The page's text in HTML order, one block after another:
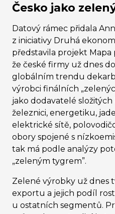
Česko jako
Datový rámec přidala
z iniciativy Druhá
představila projekt
že české firmy už dnes
globálním trendu
výrobci finálních
jako dodavatelé
železnici, energetiku,
elektrické sítě,
obory spojené s
tak má podle analýzy
„zeleným tygrem”.
Zelené výrobky už dnes
exportu a jejich podíl
u ostatních segmentů.